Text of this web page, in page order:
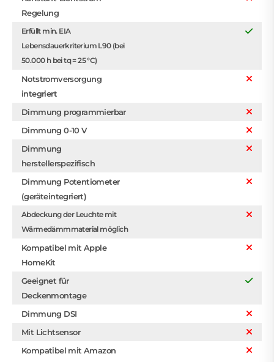
Regelung
Erfüllt min. EIA
Lebensdauerkriterium L90 (bei
50.000 h bei tq = 25 °C)
Notstromversorgung
integriert
Dimmung programmierbar
Dimmung 0-10 V
Dimmung
herstellerspezifisch
Dimmung Potentiometer
(geräteintegriert)
Abdeckung der Leuchte mit
Wärmedämmmaterial möglich
Kompatibel mit Apple
HomeKit
Geeignet für
Deckenmontage
Dimmung DSI
Mit Lichtsensor
Kompatibel mit Amazon